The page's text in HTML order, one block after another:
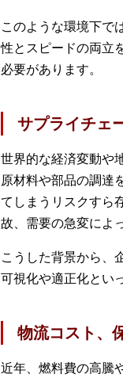
このような環境下で
性とスピードの両立
必要があります。
サプライチェ
世界的な経済変動や
原材料や部品の調達
てしまうリスクすら
故、需要の急変によ
こうした背景から、
可視化や適正化とい
物流コスト、
近年、燃料費の高騰